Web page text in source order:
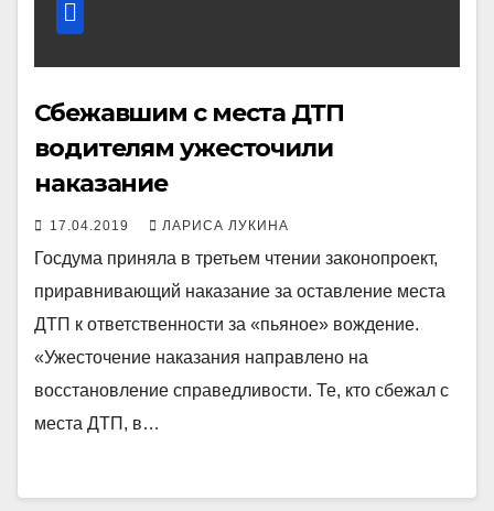
Сбежавшим с места ДТП
водителям ужесточили
наказание
17.04.2019 ЛАРИСА ЛУКИНА
Госдума приняла в третьем чтении законопроект,
приравнивающий наказание за оставление места
ДТП к ответственности за «пьяное» вождение.
«Ужесточение наказания направлено на
восстановление справедливости. Те, кто сбежал с
места ДТП, в…